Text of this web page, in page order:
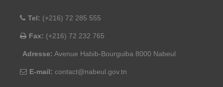
Tel: (+216) 72 285 555
Fax: (+216) 72 232 765
Adresse: Avenue Habib-Bourguiba 8000 Nabeul
E-mail: contact@nabeul.gov.tn